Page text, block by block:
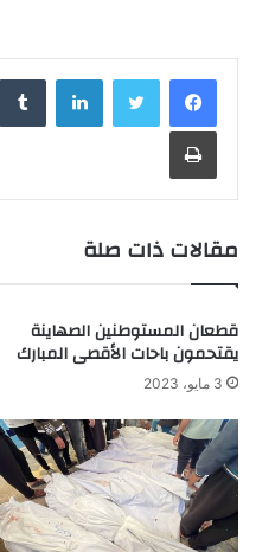
لينكدإن
مقالات ذات صلة
قطعان المستوطنين الصهاينة
يقتحمون باحات الأقصى المبارك
3 مايو، 2023